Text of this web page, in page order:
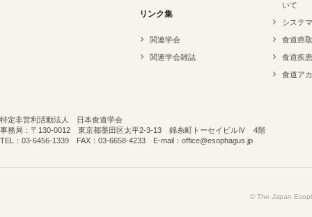
リンク集
関連学会
関連学会雑誌
いて
システ
食道癌
食道疾
食道ア
特定非営利活動法人 日本食道学会
事務局：〒130-0012 東京都墨田区太平2-3-13 錦糸町トーセイビルⅣ 4階
TEL：03-6456-1339 FAX：03-6658-4233 E-mail：office@esophagus.jp
© The Japan